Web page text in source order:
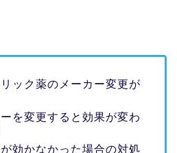
ック薬のメーカー変更が
を変更すると効果が変わ
効かなかった場合の対処